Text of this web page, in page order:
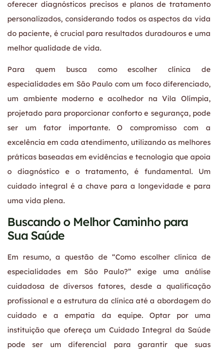
oferecer diagnósticos precisos e planos de tratamento
personalizados, considerando todos os aspectos da vida
do paciente, é crucial para resultados duradouros e uma
melhor qualidade de vida.
Para quem busca como escolher clínica de
especialidades em São Paulo com um foco diferenciado,
um ambiente moderno e acolhedor na Vila Olímpia,
projetado para proporcionar conforto e segurança, pode
ser um fator importante. O compromisso com a
excelência em cada atendimento, utilizando as melhores
práticas baseadas em evidências e tecnologia que apoia
o diagnóstico e o tratamento, é fundamental. Um
cuidado integral é a chave para a longevidade e para
uma vida plena.
Buscando o Melhor Caminho para
Sua Saúde
Em resumo, a questão de “Como escolher clínica de
especialidades em São Paulo?” exige uma análise
cuidadosa de diversos fatores, desde a qualificação
profissional e a estrutura da clínica até a abordagem do
cuidado e a empatia da equipe. Optar por uma
instituição que ofereça um Cuidado Integral da Saúde
pode ser um diferencial para garantir que suas